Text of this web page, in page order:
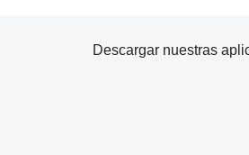
Descargar nuestras